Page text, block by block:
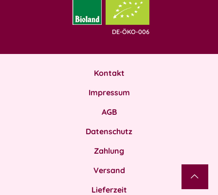
DE-ÖKO-006
Kontakt
Impressum
AGB
Datenschutz
Zahlung
Versand
Lieferzeit